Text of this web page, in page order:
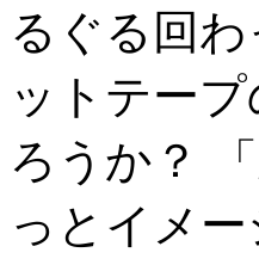
るぐる回
ットテー
ろうか？
っとイメー